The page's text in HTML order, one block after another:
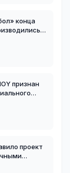
конца
и
мира они
признан
районе
проект